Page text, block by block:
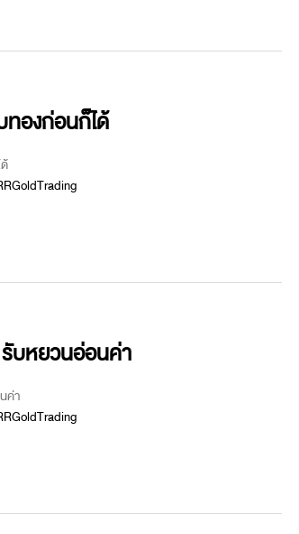
ทองก่อนก็ได้
บหยวนอ่อนค่า
ค่า